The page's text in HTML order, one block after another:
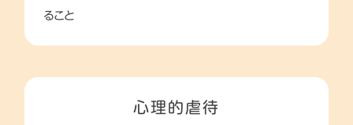
ること
心理的虐待